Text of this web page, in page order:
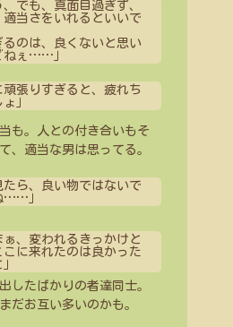
、でも、真面目過ぎず、
適当さをいれるといいで
るのは、良くないと思い
ぇ ……
頑張りすぎると、疲れち
」
も。人との付き合いもそ
、適当な男は思ってる。
たら、良い物ではないで
……
ぁ、変われるきっかけと
こに来れたのは良かった
したばかりの者達同士。
だお互い多いのかも。